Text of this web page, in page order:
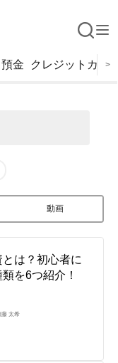
預金 クレジットカー
>
動画
は？初心者に
を6つ紹介！
藤 太希